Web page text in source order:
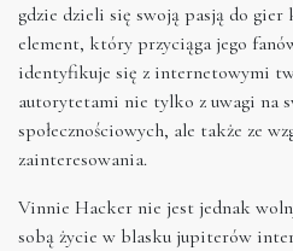
gdzie dzieli się swoją pasją do
element, który przyciąga jego
identyfikuje się z internetowymi
autorytetami nie tylko z uwagi na
społecznościowych, ale także ze
zainteresowania.
Vinnie Hacker nie jest jednak
sobą życie w blasku jupiterów